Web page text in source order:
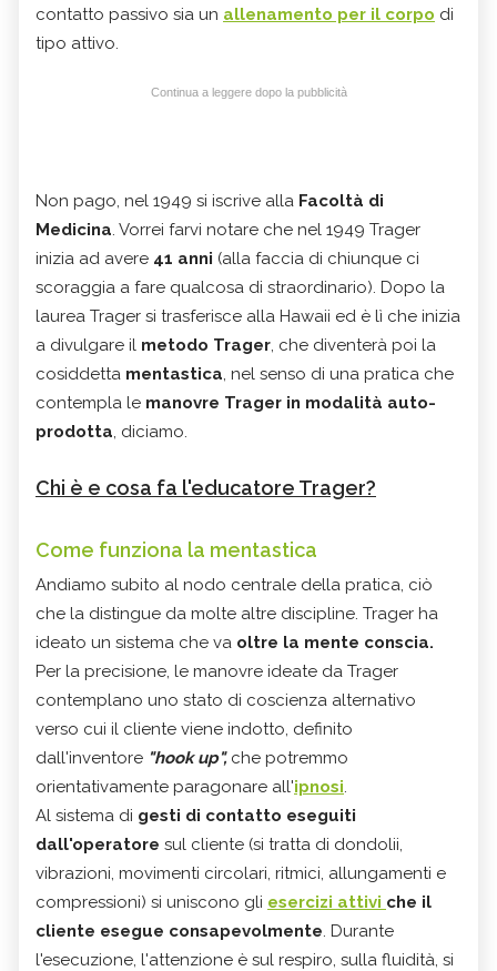
contatto passivo sia un allenamento per il corpo di
tipo attivo.
Continua a leggere dopo la pubblicità
Non pago, nel 1949 si iscrive alla Facoltà di
Medicina. Vorrei farvi notare che nel 1949 Trager
inizia ad avere 41 anni (alla faccia di chiunque ci
scoraggia a fare qualcosa di straordinario). Dopo la
laurea Trager si trasferisce alla Hawaii ed è lì che inizia
a divulgare il metodo Trager, che diventerà poi la
cosiddetta mentastica, nel senso di una pratica che
contempla le manovre Trager in modalità auto-
prodotta, diciamo.
Chi è e cosa fa l'educatore Trager?
Come funziona la mentastica
Andiamo subito al nodo centrale della pratica, ciò
che la distingue da molte altre discipline. Trager ha
ideato un sistema che va oltre la mente conscia.
Per la precisione, le manovre ideate da Trager
contemplano uno stato di coscienza alternativo
verso cui il cliente viene indotto, definito
dall'inventore "hook up", che potremmo
orientativamente paragonare all'ipnosi.
Al sistema di gesti di contatto eseguiti
dall'operatore sul cliente (si tratta di dondolii,
vibrazioni, movimenti circolari, ritmici, allungamenti e
compressioni) si uniscono gli esercizi attivi che il
cliente esegue consapevolmente. Durante
l'esecuzione, l'attenzione è sul respiro, sulla fluidità, si